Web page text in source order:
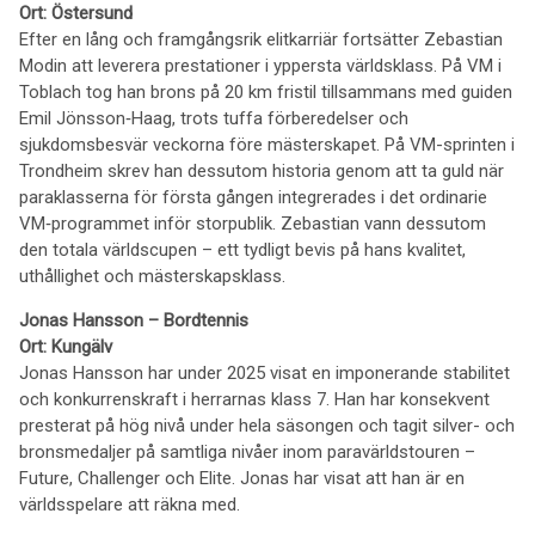
Ort: Östersund
Efter en lång och framgångsrik elitkarriär fortsätter Zebastian
Modin att leverera prestationer i yppersta världsklass. På VM i
Toblach tog han brons på 20 km fristil tillsammans med guiden
Emil Jönsson‑Haag, trots tuffa förberedelser och
sjukdomsbesvär veckorna före mästerskapet. På VM-sprinten i
Trondheim skrev han dessutom historia genom att ta guld när
paraklasserna för första gången integrerades i det ordinarie
VM‑programmet inför storpublik. Zebastian vann dessutom
den totala världscupen – ett tydligt bevis på hans kvalitet,
uthållighet och mästerskapsklass.
Jonas Hansson – Bordtennis
Ort: Kungälv
Jonas Hansson har under 2025 visat en imponerande stabilitet
och konkurrenskraft i herrarnas klass 7. Han har konsekvent
presterat på hög nivå under hela säsongen och tagit silver- och
bronsmedaljer på samtliga nivåer inom paravärldstouren –
Future, Challenger och Elite. Jonas har visat att han är en
världsspelare att räkna med.